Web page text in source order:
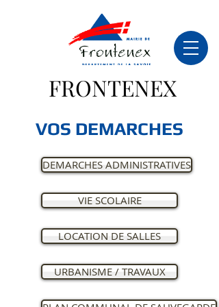
FRONTENEX
VOS DEMARCHES
DEMARCHES ADMINISTRATIVES
VIE SCOLAIRE
LOCATION DE SALLES
URBANISME / TRAVAUX